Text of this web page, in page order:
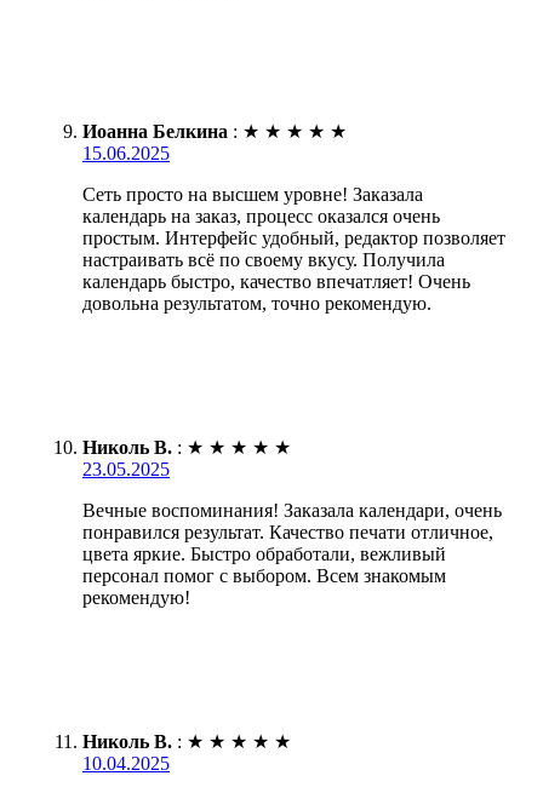
Иоанна Белкина : ★ ★ ★ ★ ★
15.06.2025
Сеть просто на высшем уровне! Заказала
календарь на заказ, процесс оказался очень
простым. Интерфейс удобный, редактор позволяет
настраивать всё по своему вкусу. Получила
календарь быстро, качество впечатляет! Очень
довольна результатом, точно рекомендую.
Николь В. : ★ ★ ★ ★ ★
23.05.2025
Вечные воспоминания! Заказала календари, очень
понравился результат. Качество печати отличное,
цвета яркие. Быстро обработали, вежливый
персонал помог с выбором. Всем знакомым
рекомендую!
Николь В. : ★ ★ ★ ★ ★
10.04.2025